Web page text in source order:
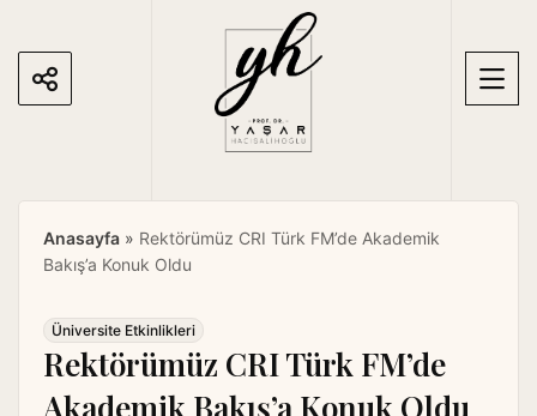
Anasayfa » Rektörümüz CRI Türk FM’de Akademik
Bakış’a Konuk Oldu
Üniversite Etkinlikleri
Rektörümüz CRI Türk FM’de
Akademik Bakış’a Konuk Oldu